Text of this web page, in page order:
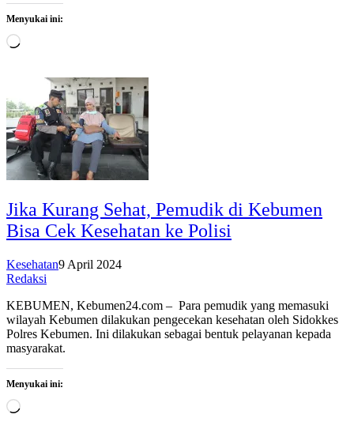
Menyukai ini:
Memuat...
Jika Kurang Sehat, Pemudik di Kebumen
Bisa Cek Kesehatan ke Polisi
Kesehatan9 April 2024
Redaksi
KEBUMEN, Kebumen24.com – Para pemudik yang memasuki
wilayah Kebumen dilakukan pengecekan kesehatan oleh Sidokkes
Polres Kebumen. Ini dilakukan sebagai bentuk pelayanan kepada
masyarakat.
Menyukai ini:
Memuat...